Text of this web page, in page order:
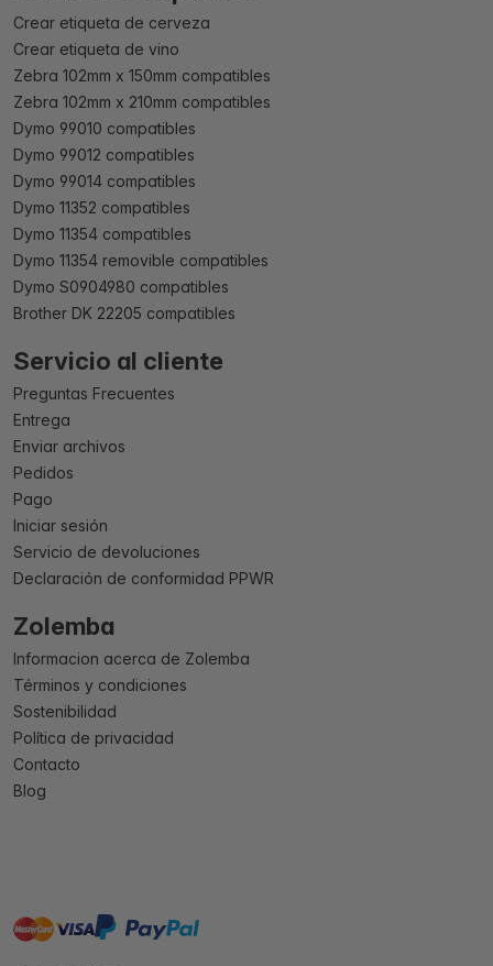
Crear etiqueta de cerveza
Crear etiqueta de vino
Zebra 102mm x 150mm compatibles
Zebra 102mm x 210mm compatibles
Dymo 99010 compatibles
Dymo 99012 compatibles
Dymo 99014 compatibles
Dymo 11352 compatibles
Dymo 11354 compatibles
Dymo 11354 removible compatibles
Dymo S0904980 compatibles
Brother DK 22205 compatibles
Servicio al cliente
Preguntas Frecuentes
Entrega
Enviar archivos
Pedidos
Pago
Iniciar sesión
Servicio de devoluciones
Declaración de conformidad PPWR
Zolemba
Informacion acerca de Zolemba
Términos y condiciones
Sostenibilidad
Política de privacidad
Contacto
Blog
mastervisa paypal